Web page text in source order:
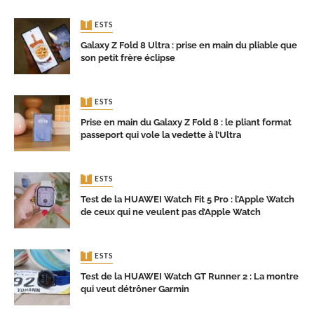
TESTS
Galaxy Z Fold 8 Ultra : prise en main du pliable que
son petit frère éclipse
TESTS
Prise en main du Galaxy Z Fold 8 : le pliant format
passeport qui vole la vedette à l’Ultra
TESTS
Test de la HUAWEI Watch Fit 5 Pro : l’Apple Watch
de ceux qui ne veulent pas d’Apple Watch
TESTS
Test de la HUAWEI Watch GT Runner 2 : La montre
qui veut détrôner Garmin